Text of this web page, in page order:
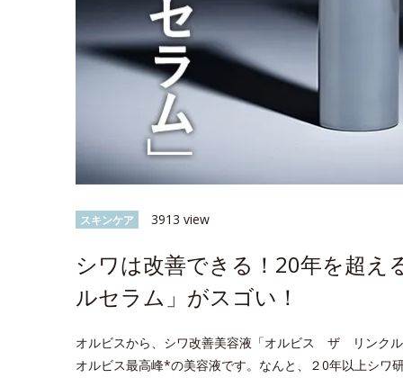
スキンケア 3913 view
シワは改善できる！20年を超
ルセラム」がスゴい！
オルビスから、シワ改善美容液「オルビス ザ リンク
オルビス最高峰*の美容液です。なんと、２0年以上シワ